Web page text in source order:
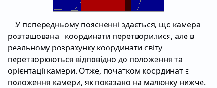
У попередньому поясненні здається, що камера
розташована і координати перетворилися, але в
реальному розрахунку координати світу
перетворюються відповідно до положення та
орієнтації камери. Отже, початком координат є
положення камери, як показано на малюнку нижче.